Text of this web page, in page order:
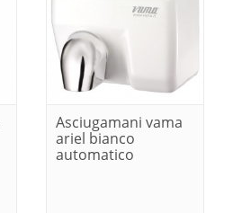
Asciugamani vama
ariel bianco
automatico